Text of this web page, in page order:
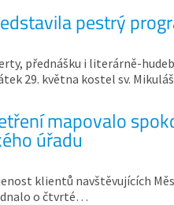
pestrý
přednášku i literárně-
29. května kostel sv.
mapovalo
úřadu
klientů navštěvujících
o čtvrté…